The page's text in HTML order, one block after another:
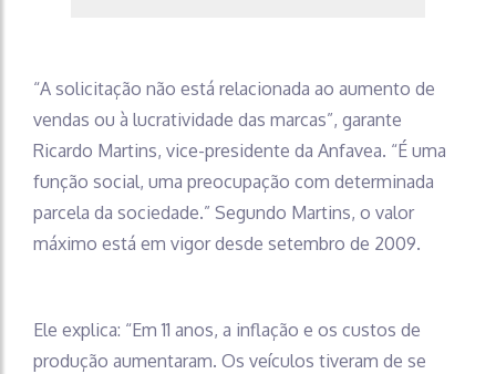
“A solicitação não está relacionada ao aumento de
vendas ou à lucratividade das marcas”, garante
Ricardo Martins, vice-presidente da Anfavea. “É uma
função social, uma preocupação com determinada
parcela da sociedade.” Segundo Martins, o valor
máximo está em vigor desde setembro de 2009.
Ele explica: “Em 11 anos, a inflação e os custos de
produção aumentaram. Os veículos tiveram de se